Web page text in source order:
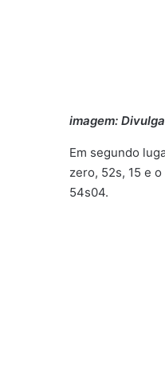
imagem:
Em segundo
zero, 52s, 15 e
54s04.